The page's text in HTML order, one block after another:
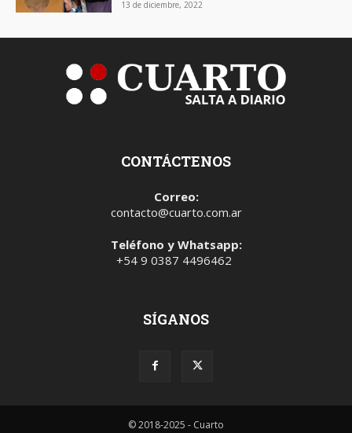
13 de diciembre, 2022
CONTÁCTENOS
Correo:
contacto@cuarto.com.ar
Teléfono y Whatsapp:
+54 9 0387 4496462
SÍGANOS
© 2018-2025 - Cuarto